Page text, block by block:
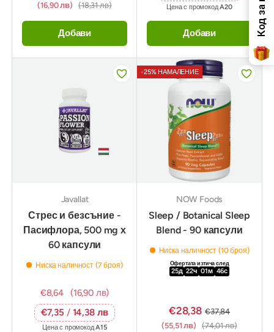
(16,90 лв) (18,31 лв)
Добави
Цена с промокодA20
Добави
Javallat
Стрес и безсъние -
Пасифлора, 500 mg х
60 капсули
Ниска наличност (7 броя)
€8,64
(16,90 лв)
€7,35 / 14,38 лв
Цена с промокодA15
-25% НАМАЛЕНИЕ
NOW Foods
Sleep / Botanical Sleep
Blend - 90 капсули
Ниска наличност (10 броя)
Офертата изтича след
25д 22ч 01м 44с
€28,38 €37,84
(55,51 лв) (74,01 лв)